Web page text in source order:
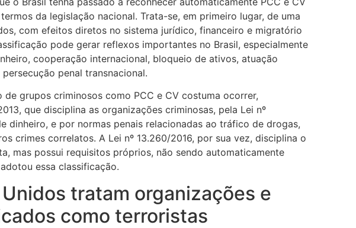
da legislação nacional. Trata-se, em primeiro lugar, de uma
com efeitos diretos no sistema jurídico, financeiro e migratório
pode gerar reflexos importantes no Brasil, especialmente
cooperação internacional, bloqueio de ativos, atuação
penal transnacional.
grupos criminosos como PCC e CV costuma ocorrer,
que disciplina as organizações criminosas, pela Lei nº
dinheiro, e por normas penais relacionadas ao tráfico de drogas,
crimes correlatos. A Lei nº 13.260/2016, por sua vez, disciplina o
mas possui requisitos próprios, não sendo automaticamente
essa classificação.
tratam organizações e
como terroristas